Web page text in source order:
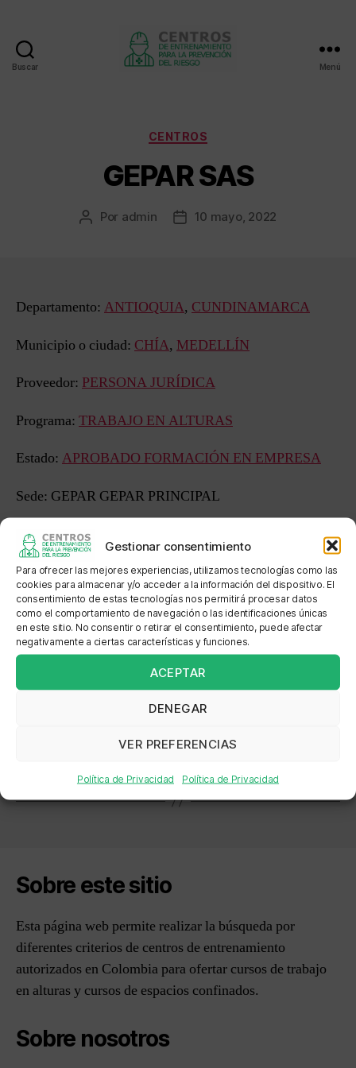
Gestionar consentimiento
Para ofrecer las mejores experiencias, utilizamos tecnologías como las
cookies para almacenar y/o acceder a la información del dispositivo. El
consentimiento de estas tecnologías nos permitirá procesar datos
como el comportamiento de navegación o las identificaciones únicas
en este sitio. No consentir o retirar el consentimiento, puede afectar
negativamente a ciertas características y funciones.
ACEPTAR
DENEGAR
VER PREFERENCIAS
Política de Privacidad Política de Privacidad
Buscar Menú
Categorías
CENTROS
GEPAR SAS
Autor
Por admin
Fecha10 mayo, 2022
Departamento: ANTIOQUIA, CUNDINAMARCA
Municipio o ciudad: CHÍA, MEDELLÍN
Proveedor: PERSONA JURÍDICA
Programa: TRABAJO EN ALTURAS
Estado: APROBADO FORMACIÓN EN EMPRESA
Sede: GEPAR GEPAR PRINCIPAL
Dirección: CARRERA 10 # 14 69 CARRERA 50 A 67-
18
Localización: BODEGA COMERCIAL - A DOS
CUADRAS DEL PARQUE PRINCIPAL CHIA PRADO
CENTRO
UNIDAD TECNOLÓGICA DE INNOVACIÓN Y
ASOCIACIÓN DE INGENIEROS EN SEGURIDAD
Sobre este sitio
Esta página web permite realizar la búsqueda por
diferentes criterios de centros de entrenamiento
autorizados en Colombia para ofertar cursos de trabajo
en alturas y cursos de espacios confinados.
Sobre nosotros